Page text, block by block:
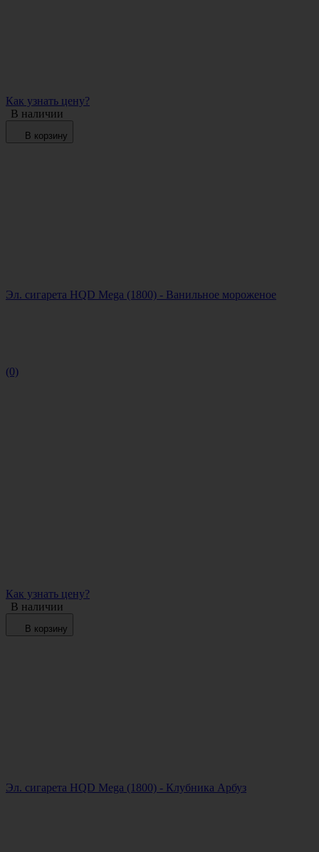
Как узнать цену?
В наличии
В корзину
Эл. сигарета HQD Mega (1800) - Ванильное мороженое
(0)
Как узнать цену?
В наличии
В корзину
Эл. сигарета HQD Mega (1800) - Клубника Арбуз